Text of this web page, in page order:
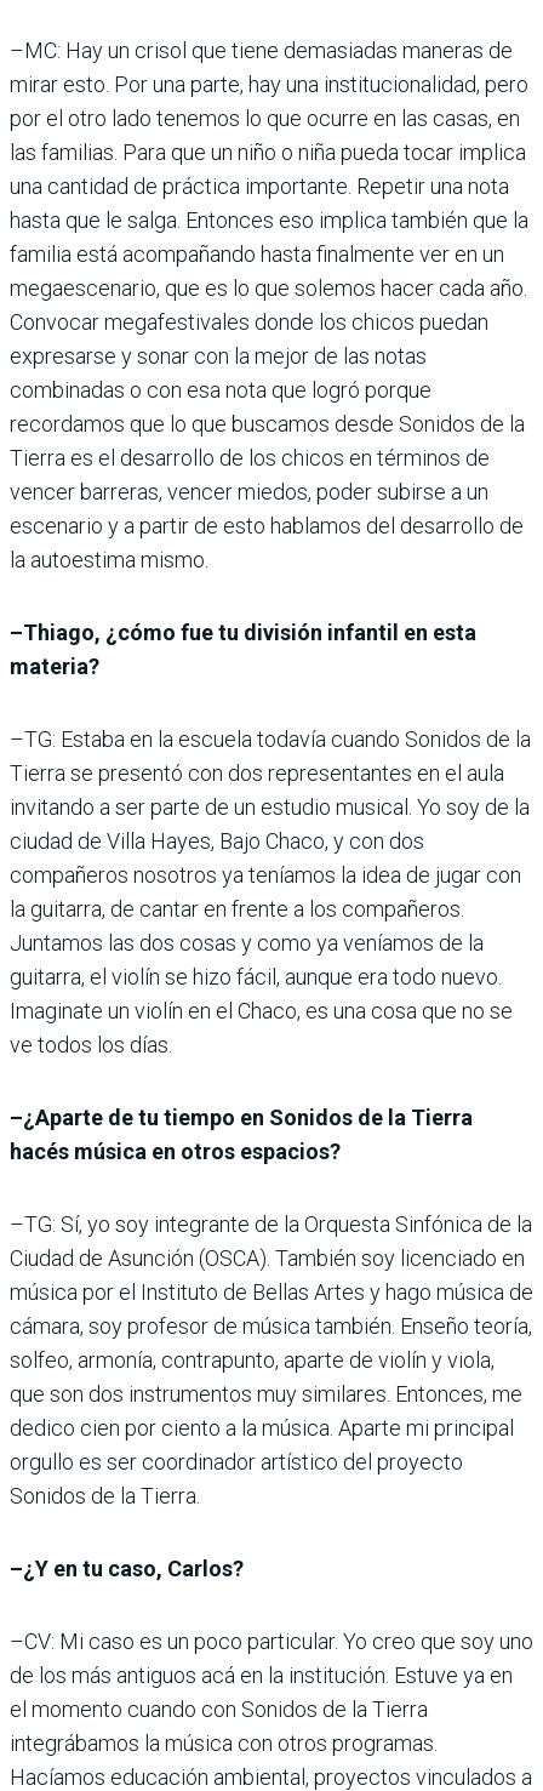
–MC: Hay un crisol que tiene demasiadas maneras de
mirar esto. Por una parte, hay una institucionalidad, pero
por el otro lado tenemos lo que ocurre en las casas, en
las familias. Para que un niño o niña pueda tocar implica
una cantidad de práctica importante. Repetir una nota
hasta que le salga. Entonces eso implica también que la
familia está acompañando hasta finalmente ver en un
megaescenario, que es lo que solemos hacer cada año.
Convocar megafestivales donde los chicos puedan
expresarse y sonar con la mejor de las notas
combinadas o con esa nota que logró porque
recordamos que lo que buscamos desde Sonidos de la
Tierra es el desarrollo de los chicos en términos de
vencer barreras, vencer miedos, poder subirse a un
escenario y a partir de esto hablamos del desarrollo de
la autoestima mismo.
–Thiago, ¿cómo fue tu división infantil en esta
materia?
–TG: Estaba en la escuela todavía cuando Sonidos de la
Tierra se presentó con dos representantes en el aula
invitando a ser parte de un estudio musical. Yo soy de la
ciudad de Villa Hayes, Bajo Chaco, y con dos
compañeros nosotros ya teníamos la idea de jugar con
la guitarra, de cantar en frente a los compañeros.
Juntamos las dos cosas y como ya veníamos de la
guitarra, el violín se hizo fácil, aunque era todo nuevo.
Imaginate un violín en el Chaco, es una cosa que no se
ve todos los días.
–¿Aparte de tu tiempo en Sonidos de la Tierra
hacés música en otros espacios?
–TG: Sí, yo soy integrante de la Orquesta Sinfónica de la
Ciudad de Asunción (OSCA). También soy licenciado en
música por el Instituto de Bellas Artes y hago música de
cámara, soy profesor de música también. Enseño teoría,
solfeo, armonía, contrapunto, aparte de violín y viola,
que son dos instrumentos muy similares. Entonces, me
dedico cien por ciento a la música. Aparte mi principal
orgullo es ser coordinador artístico del proyecto
Sonidos de la Tierra.
–¿Y en tu caso, Carlos?
–CV: Mi caso es un poco particular. Yo creo que soy uno
de los más antiguos acá en la institución. Estuve ya en
el momento cuando con Sonidos de la Tierra
integrábamos la música con otros programas.
Hacíamos educación ambiental, proyectos vinculados a